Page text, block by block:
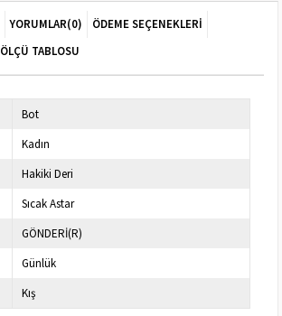
YORUMLAR(0)
ÖDEME SEÇENEKLERI
ÖLÇÜ TABLOSU
Bot
Kadın
Hakiki Deri
Sıcak Astar
GÖNDERİ(R)
Günlük
Kış